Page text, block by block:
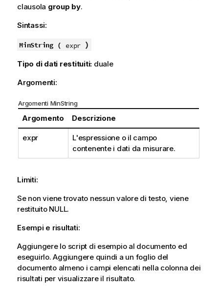
clausola group by.
Sintassi:
MinString ( expr )
Tipo di dati restituiti: duale
Argomenti:
Argomenti MinString
Argomento Descrizione
expr
L'espressione o il campo
contenente i dati da misurare.
Limiti:
Se non viene trovato nessun valore di testo, viene
restituito NULL.
Esempi e risultati:
Aggiungere lo script di esempio al documento ed
eseguirlo. Aggiungere quindi a un foglio del
documento almeno i campi elencati nella colonna dei
risultati per visualizzare il risultato.